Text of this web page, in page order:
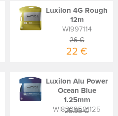
Luxilon 4G Rough
12m
WI997114
26 €
22 €
Luxilon Alu Power
Ocean Blue
1.25mm
WI8309501125
25.95 €